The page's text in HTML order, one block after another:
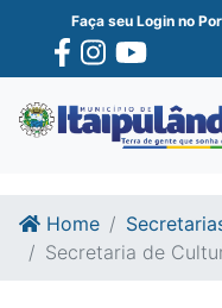
Ir para o conte�do
Ir para o fim do
Faça seu Login no
Home
Secretaria de